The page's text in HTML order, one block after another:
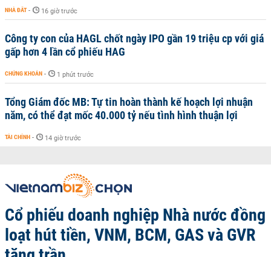
NHÀ ĐẤT - 16 giờ trước
Công ty con của HAGL chốt ngày IPO gần 19 triệu cp với giá
gấp hơn 4 lần cổ phiếu HAG
CHỨNG KHOÁN - 1 phút trước
Tổng Giám đốc MB: Tự tin hoàn thành kế hoạch lợi nhuận
năm, có thể đạt mốc 40.000 tỷ nếu tình hình thuận lợi
TÀI CHÍNH - 14 giờ trước
Cổ phiếu doanh nghiệp Nhà nước đồng
loạt hút tiền, VNM, BCM, GAS và GVR